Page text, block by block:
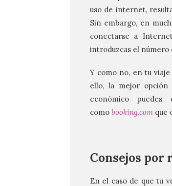
uso de internet,
Sin embargo, en
conectarse a
introduzcas el número
Y como no, en tu
ello, la mejor
económico
como booking.com que
Consejos por
En el caso de que tu